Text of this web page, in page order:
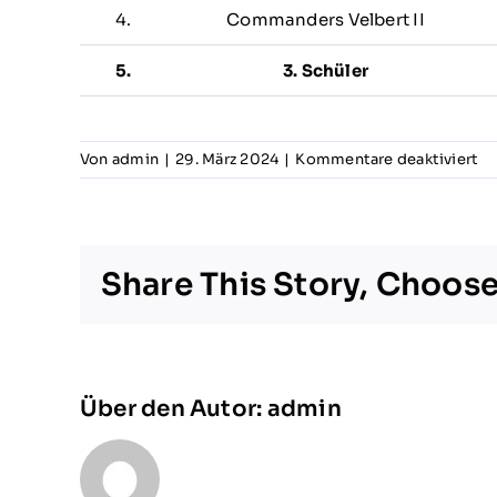
4. Commanders Velbert II
5. 3. Schüler
Von admin | 29. März 2024 | Kommentare deaktiviert
2.
Share This Story,
Über den Autor: admin